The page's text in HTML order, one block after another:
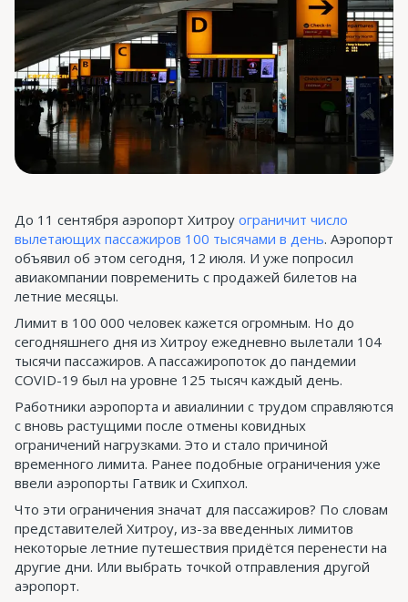
До 11 сентября аэропорт Хитроу ограничит число
вылетающих пассажиров 100 тысячами в день. Аэропорт
объявил об этом сегодня, 12 июля. И уже попросил
авиакомпании повременить с продажей билетов на
летние месяцы.
Лимит в 100 000 человек кажется огромным. Но до
сегодняшнего дня из Хитроу ежедневно вылетали 104
тысячи пассажиров. А пассажиропоток до пандемии
COVID-19 был на уровне 125 тысяч каждый день.
Работники аэропорта и авиалинии с трудом справляются
с вновь растущими после отмены ковидных
ограничений нагрузками. Это и стало причиной
временного лимита. Ранее подобные ограничения уже
ввели аэропорты Гатвик и Схипхол.
Что эти ограничения значат для пассажиров? По словам
представителей Хитроу, из-за введенных лимитов
некоторые летние путешествия придётся перенести на
другие дни. Или выбрать точкой отправления другой
аэропорт.